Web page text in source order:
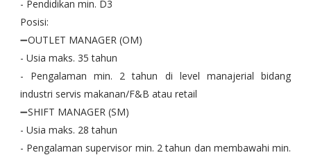
- Pendidikan min. D3
Posisi:
➖OUTLET MANAGER (OM)
- Usia maks. 35 tahun
- Pengalaman min. 2 tahun di level manajerial bidang
industri servis makanan/F&B atau retail
➖SHIFT MANAGER (SM)
- Usia maks. 28 tahun
- Pengalaman supervisor min. 2 tahun dan membawahi min.